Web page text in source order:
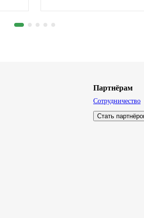
Партнёрам
Сотрудничество
Стать